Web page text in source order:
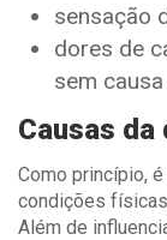
sensação
dores de
sem
Causas
Como princípio,
condições
Além de